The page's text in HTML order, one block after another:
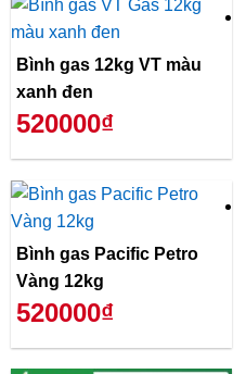
Bình gas 12kg VT màu
xanh đen
520000₫
Bình gas Pacific Petro
Vàng 12kg
520000₫